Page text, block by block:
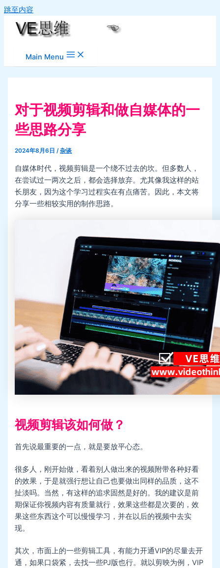
跳至内容
Main Menu
对于视频剪辑和做自媒体的一
些思路分享
2024年8月6日/杂谈
自媒体时代，视频剪辑是一个绕不过去的坎。但多数人，
在尝试过一两次之后，都会选择放弃。尤其像我这样的站
长朋友，因为这个学习过程实在有点痛苦。因此，本文将
分享一些相较实用的制作思路。
视频剪辑该如何做？
首先说最重要的一点，就是要放平心态。
很多人，刚开始做，看着别人做出来的视频附带各种好看
的效果，于是就强行想让自己也要做出同样的品质，这不
扯淡吗。当然，有这样的追求固然是好的。我的建议是前
期保证你视频内容有质量就行，效果这些都是次要的，效
果这些东西这个可以慢慢学习，并在以后的视频中去实
现。
其次，市面上的一些剪辑工具，有能力开通VIP的尽量去开
通，如果口袋紧，去找一些PJ版也行。就以剪映为例，VIP